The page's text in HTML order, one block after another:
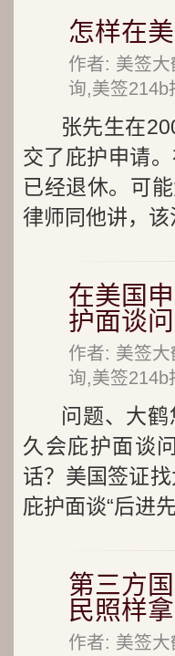
怎样在
作者: 美签大
询,美签214b
张先生在
交了庇护申请
已经退休。可
律师同他讲，
在美国
护面谈问
作者: 美签大
询,美签214b
问题、大
久会庇护面谈
话？美国签证
庇护面谈“后进
第三方
民照样
作者: 美签大